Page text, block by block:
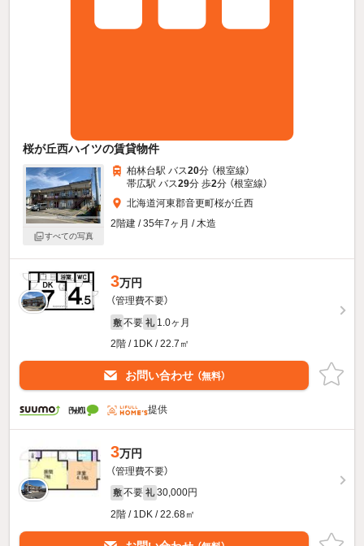
桜が丘西ハイツの賃貸物件
すべての写真
柏林台駅 バス20分 （根室線）
帯広駅 バス29分 歩2分 （根室線）
北海道河東郡音更町桜が丘西
2階建 / 35年7ヶ月 / 木造
3万円
（管理費不要）
敷 不要 礼 1.0ヶ月
2階 / 1DK / 22.7㎡
お問い合わせ （無料）
提供
3万円
（管理費不要）
敷 不要 礼 30,000円
2階 / 1DK / 22.68㎡